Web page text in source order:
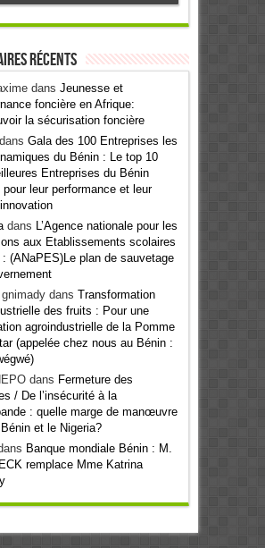
récents
dans Jeunesse et
foncière en Afrique:
la sécurisation foncière
Gala des 100 Entreprises les
du Bénin : Le top 10
Entreprises du Bénin
pour leur performance et leur
dans L’Agence nationale pour les
aux Etablissements scolaires
(ANaPES)Le plan de sauvetage
gnimadydans Transformation
des fruits : Pour une
agroindustrielle de la Pomme
(appelée chez nous au Bénin :
dans Fermeture des
/ De l’insécurité à la
: quelle marge de manœuvre
et le Nigeria?
Banque mondiale Bénin : M.
remplace Mme Katrina